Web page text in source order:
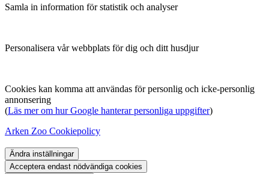
Samla in information för statistik och analyser
Personalisera vår webbplats för dig och ditt husdjur
Cookies kan komma att användas för personlig och icke-personlig
annonsering
(Läs mer om hur Google hanterar personliga uppgifter)
Arken Zoo Cookiepolicy
Ändra inställningar
Acceptera endast nödvändiga cookies